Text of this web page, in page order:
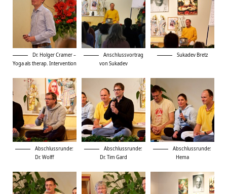
Dr. Holger Cramer –
Yoga als therap. Intervention
Anschlussvortrag
von Sukadev
Sukadev Bretz
Abschlussrunde:
Dr. Wolff
Abschlussrunde:
Dr. Tim Gard
Abschlussrunde:
Hema